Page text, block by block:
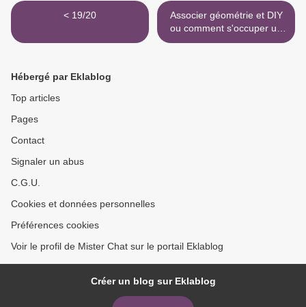
< 19/20
Associer géométrie et DIY
ou comment s'occuper un
dimanche après-midi... >
Hébergé par Eklablog
Top articles
Pages
Contact
Signaler un abus
C.G.U.
Cookies et données personnelles
Préférences cookies
Voir le profil de Mister Chat sur le portail Eklablog
Créer un blog sur Eklablog